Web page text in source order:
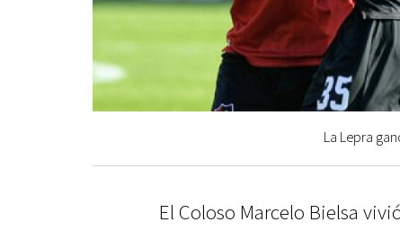
La Lepra
El Coloso Marcelo Bielsa